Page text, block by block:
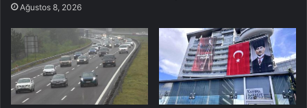
Ağustos 8, 2026